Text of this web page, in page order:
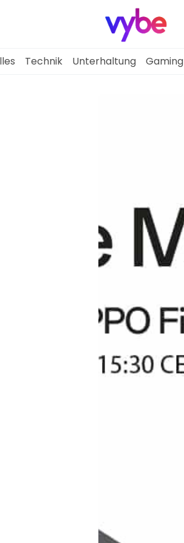
Gaming
E-Mobilität
Technik Unterhaltung Gaming